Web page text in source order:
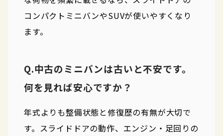
コンパクトミニバンやSUVが使いやすくなり
ます。
Q.中古のミニバンは古いと不安です。
何を見れば安心ですか？
年式よりも整備状態と修復歴の有無が大切で
す。スライドドアの動作、エンジン・足回りの